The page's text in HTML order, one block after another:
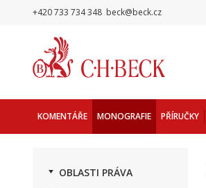
+420 733 734 348 beck@beck.cz
KOMENTÁŘE MONOGRAFIE PŘÍRUČKY
OBLASTI PRÁVA